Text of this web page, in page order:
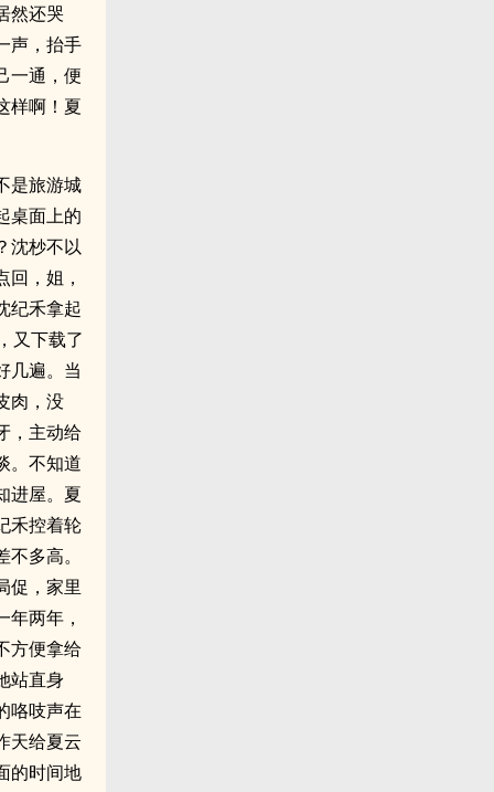
然还哭
声，抬手
一通，便
样啊！夏
是旅游城
桌面上的
沈杪不以
，姐，
纪禾拿起
又下载了
几遍。当
肉，没
，主动给
。不知道
进屋。夏
禾控着轮
多高。
促，家里
两年，
方便拿给
站直身
咯吱声在
天给夏云
的时间地